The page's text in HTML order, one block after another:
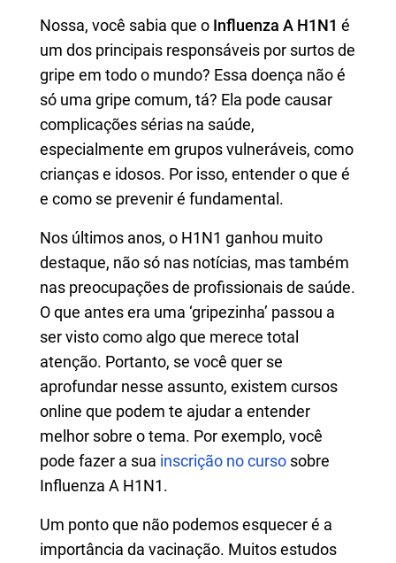
Nossa, você sabia que o Influenza A H1N1 é
um dos principais responsáveis por surtos de
gripe em todo o mundo? Essa doença não é
só uma gripe comum, tá? Ela pode causar
complicações sérias na saúde,
especialmente em grupos vulneráveis, como
crianças e idosos. Por isso, entender o que é
e como se prevenir é fundamental.
Nos últimos anos, o H1N1 ganhou muito
destaque, não só nas notícias, mas também
nas preocupações de profissionais de saúde.
O que antes era uma ‘gripezinha’ passou a
ser visto como algo que merece total
atenção. Portanto, se você quer se
aprofundar nesse assunto, existem cursos
online que podem te ajudar a entender
melhor sobre o tema. Por exemplo, você
pode fazer a sua inscrição no curso sobre
Influenza A H1N1.
Um ponto que não podemos esquecer é a
importância da vacinação. Muitos estudos